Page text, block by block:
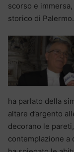
scorso e
storico di Palermo.
ha parlato della
altare d’argento
decorano le
contemplazione a